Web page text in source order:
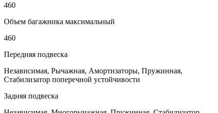
460
Объем багажника максимальный
460
Передняя подвеска
Независимая, Рычажная, Амортизаторы, Пружинная,
Стабилизатор поперечной устойчивости
Задняя подвеска